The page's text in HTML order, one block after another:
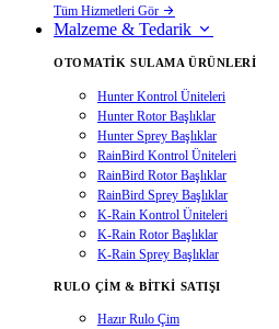
Tüm Hizmetleri Gör
Malzeme & Tedarik
OTOMATIK SULAMA ÜRÜNLERI
Hunter Kontrol Üniteleri
Hunter Rotor Başlıklar
Hunter Sprey Başlıklar
RainBird Kontrol Üniteleri
RainBird Rotor Başlıklar
RainBird Sprey Başlıklar
K-Rain Kontrol Üniteleri
K-Rain Rotor Başlıklar
K-Rain Sprey Başlıklar
RULO ÇIM & BITKI SATIŞI
Hazır Rulo Çim